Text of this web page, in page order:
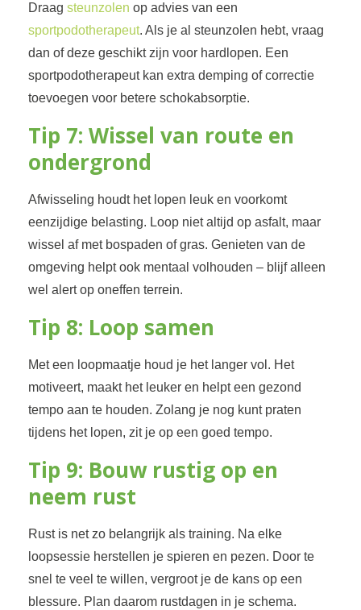
Draag steunzolen op advies van een
sportpodotherapeut. Als je al steunzolen hebt, vraag
dan of deze geschikt zijn voor hardlopen. Een
sportpodotherapeut kan extra demping of correctie
toevoegen voor betere schokabsorptie.
Tip 7: Wissel van route en
ondergrond
Afwisseling houdt het lopen leuk en voorkomt
eenzijdige belasting. Loop niet altijd op asfalt, maar
wissel af met bospaden of gras. Genieten van de
omgeving helpt ook mentaal volhouden – blijf alleen
wel alert op oneffen terrein.
Tip 8: Loop samen
Met een loopmaatje houd je het langer vol. Het
motiveert, maakt het leuker en helpt een gezond
tempo aan te houden. Zolang je nog kunt praten
tijdens het lopen, zit je op een goed tempo.
Tip 9: Bouw rustig op en
neem rust
Rust is net zo belangrijk als training. Na elke
loopsessie herstellen je spieren en pezen. Door te
snel te veel te willen, vergroot je de kans op een
blessure. Plan daarom rustdagen in je schema.